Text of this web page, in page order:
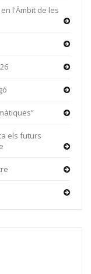
l'Àmbit de les
els futurs